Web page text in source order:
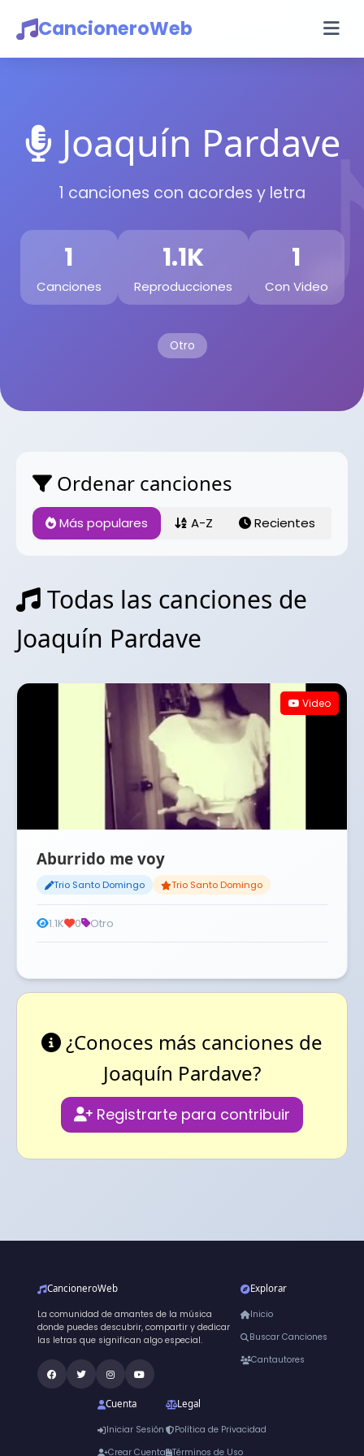
CancioneroWeb
Joaquín Pardave
1 canciones con acordes y letra
1
Canciones
1.1K
Reproducciones
1
Con Video
Otro
Ordenar canciones
Más populares A-Z Recientes
Todas las canciones de
Joaquín Pardave
Video
Aburrido me voy
Trio Santo Domingo Trio Santo Domingo
1.1K 0 Otro
¿Conoces más canciones de
Joaquín Pardave?
Registrarte para contribuir
CancioneroWeb
La comunidad de amantes de la música
donde puedes descubrir, compartir y dedicar
las letras que significan algo especial.
Explorar
Inicio
Buscar Canciones
Cantautores
Cuenta
Iniciar Sesión
Crear Cuenta
Legal
Política de Privacidad
Términos de Uso